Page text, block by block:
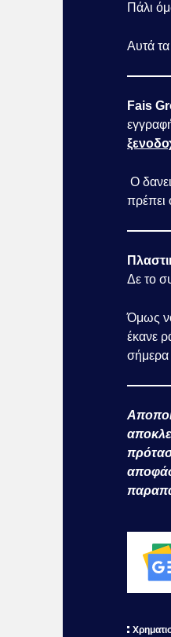
Πάλι
Αυτά
Fais
Ο
πρέπει
Δε το
Όμως
έκανε
σήμερα